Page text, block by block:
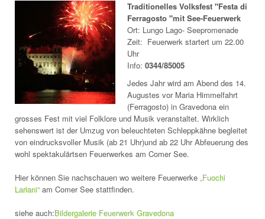
Traditionelles Volksfest "Festa di
Ferragosto "mit See-Feuerwerk
Ort: Lungo Lago- Seepromenade
Zeit: Feuerwerk startert um 22.00
Uhr
Info: 0344/85005
Jedes Jahr wird am Abend des 14.
Augustes vor Maria Himmelfahrt
(Ferragosto) in Gravedona ein
grosses Fest mit viel Folklore und Musik veranstaltet. Wirklich
sehenswert ist der Umzug von beleuchteten Schleppkähne begleitet
von eindrucksvoller Musik (ab 21 Uhr)und ab 22 Uhr Abfeuerung des
wohl spektakulärtsen Feuerwerkes am Comer See.
Hier können Sie nachschauen wo weitere Feuerwerke „Fuochi
Lariani“ am Comer See stattfinden.
siehe auch:Bildergalerie Feuerwerk Gravedona